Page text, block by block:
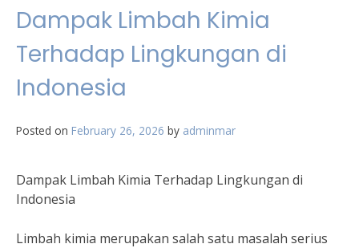
Dampak Limbah Kimia
Terhadap Lingkungan di
Indonesia
Posted on February 26, 2026 by adminmar
Dampak Limbah Kimia Terhadap Lingkungan di
Indonesia
Limbah kimia merupakan salah satu masalah serius